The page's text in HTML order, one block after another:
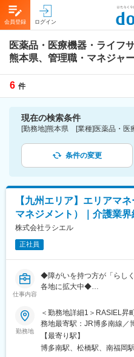
会員登録 ログイン
医薬品・医療機器・ライフ
熊本県、管理職・マネジャ
6 件
現在の検索条件
条件の変更
【九州エリア】エリアマ
マネジメント）｜介護業
株式会社ラシエル
正社員
仕事内容
◆障がいを持つ方が「らし
各地に拡大中◆
2020年6月にグループ本社
祉サービス事業部門を分離
ジャー（幹部候補）を募集
■職務詳細：
勤務地
＜勤務地詳細1＞RASIEL昇
務地最寄駅：JR博多南線／
＜勤務地詳細2＞RASIEL宇
1 勤務地最寄駅：JR線／松
【最寄り駅】
博多南駅、松橋駅、南福岡